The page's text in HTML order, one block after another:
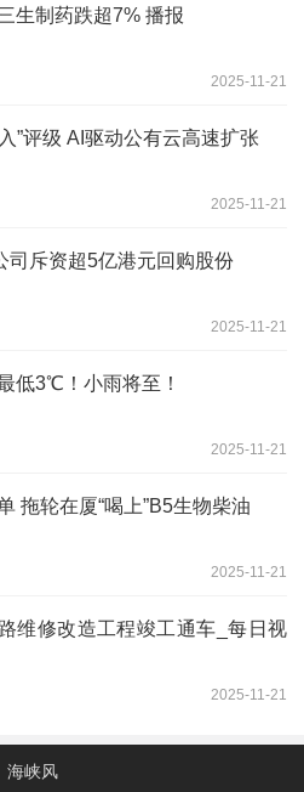
生制药跌超7% 播报
2025-11-21
”评级 AI驱动公有云高速扩张
2025-11-21
司斥资超5亿港元回购股份
2025-11-21
低3℃！小雨将至！
2025-11-21
拖轮在厦“喝上”B5生物柴油
2025-11-21
维修改造工程竣工通车_每日视
2025-11-21
海峡风